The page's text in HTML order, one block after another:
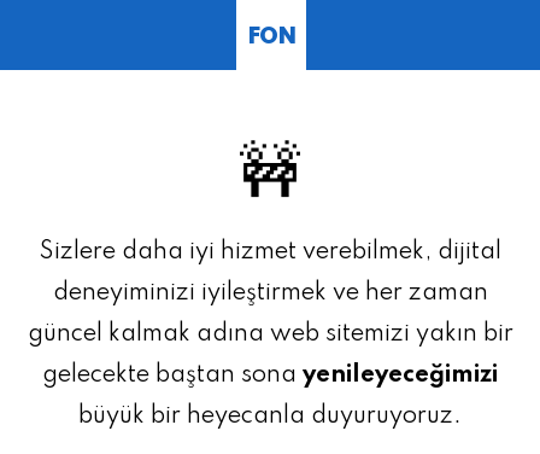
FON
🚧
Sizlere daha iyi hizmet verebilmek, dijital
deneyiminizi iyileştirmek ve her zaman
güncel kalmak adına web sitemizi yakın bir
gelecekte baştan sona yenileyeceğimizi
büyük bir heyecanla duyuruyoruz.